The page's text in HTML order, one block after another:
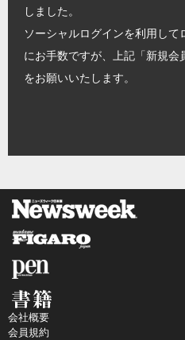
しました。
ソーシャルログインを利用し
にお手数ですが、上記「新規
をお願いいたします。
会社概要
会員規約